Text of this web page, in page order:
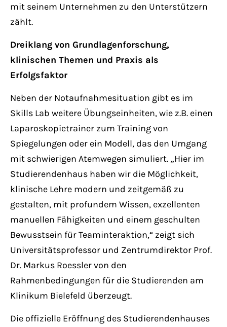
mit seinem Unternehmen zu den Unterstützern
zählt.
Dreiklang von Grundlagenforschung,
klinischen Themen und Praxis als
Erfolgsfaktor
Neben der Notaufnahmesituation gibt es im
Skills Lab weitere Übungseinheiten, wie z.B. einen
Laparoskopietrainer zum Training von
Spiegelungen oder ein Modell, das den Umgang
mit schwierigen Atemwegen simuliert. „Hier im
Studierendenhaus haben wir die Möglichkeit,
klinische Lehre modern und zeitgemäß zu
gestalten, mit profundem Wissen, exzellenten
manuellen Fähigkeiten und einem geschulten
Bewusstsein für Teaminteraktion,“ zeigt sich
Universitätsprofessor und Zentrumdirektor Prof.
Dr. Markus Roessler von den
Rahmenbedingungen für die Studierenden am
Klinikum Bielefeld überzeugt.
Die offizielle Eröffnung des Studierendenhauses